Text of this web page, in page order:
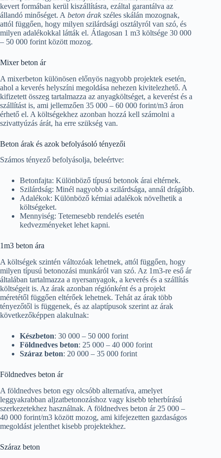
kevert formában kerül kiszállításra, ezáltal garantálva az
állandó minőséget. A beton árak széles skálán mozognak,
attól függően, hogy milyen szilárdsági osztályról van szó, és
milyen adalékokkal látták el. Átlagosan 1 m3 költsége 30 000
– 50 000 forint között mozog.
Mixer beton ár
A mixerbeton különösen előnyös nagyobb projektek esetén,
ahol a keverés helyszíni megoldása nehezen kivitelezhető. A
kifizetett összeg tartalmazza az anyagköltséget, a keverést és a
szállítást is, ami jellemzően 35 000 – 60 000 forint/m3 áron
érhető el. A költségekhez azonban hozzá kell számolni a
szivattyúzás árát, ha erre szükség van.
Beton árak és azok befolyásoló tényezői
Számos tényező befolyásolja, beleértve:
Betonfajta: Különböző típusú betonok árai eltérnek.
Szilárdság: Minél nagyobb a szilárdsága, annál drágább.
Adalékok: Különböző kémiai adalékok növelhetik a
költségeket.
Mennyiség: Tetemesebb rendelés esetén
kedvezményeket lehet kapni.
1m3 beton ára
A költségek szintén változóak lehetnek, attól függően, hogy
milyen típusú betonozási munkáról van szó. Az 1m3-re eső ár
általában tartalmazza a nyersanyagok, a keverés és a szállítás
költségeit is. Az árak azonban régiónként és a projekt
méretétől függően eltérőek lehetnek. Tehát az árak több
tényezőtől is függenek, és az alaptípusok szerint az árak
következőképpen alakulnak:
Készbeton: 30 000 – 50 000 forint
Földnedves beton: 25 000 – 40 000 forint
Száraz beton: 20 000 – 35 000 forint
Földnedves beton ár
A földnedves beton egy olcsóbb alternatíva, amelyet
leggyakrabban aljzatbetonozáshoz vagy kisebb teherbírású
szerkezetekhez használnak. A földnedves beton ár 25 000 –
40 000 forint/m3 között mozog, ami kifejezetten gazdaságos
megoldást jelenthet kisebb projektekhez.
Száraz beton